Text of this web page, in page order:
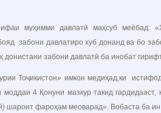
муҳимми давлатӣ маҳсуб меёбад:
забони давлатиро хуб донанд ва бо
донистани забони давлатӣ ба инобат
Тоҷикистон» имкон медиҳад,ки
4 Қонуни мазкур такид гардидааст,
шароит фароҳам меоварад». Вобаста ба